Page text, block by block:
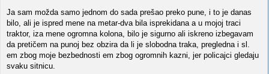
Ja sam možda samo jednom do sada prešao preko pune, i to je danas
bilo, ali je ispred mene na metar-dva bila isprekidana a u mojoj traci
traktor, iza mene ogromna kolona, bilo je sigurno ali iskreno izbegavam
da pretičem na punoj bez obzira da li je slobodna traka, pregledna i sl.
em zbog moje bezbednosti em zbog ogromnih kazni, jer policajci gledaju
svaku sitnicu.